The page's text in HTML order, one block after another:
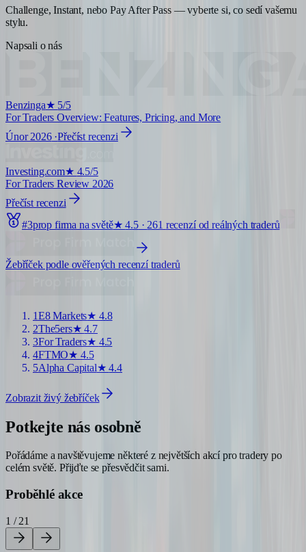
Challenge, Instant, nebo Pay After Pass — vyberte si, co sedí vašemu
stylu.
Napsali o nás
Benzinga★ 5/5
For Traders Overview: Features, Pricing, and More
Únor 2026·Přečíst recenzi
Investing.com★ 4.5/5
For Traders Review 2026
Přečíst recenzi
#3prop firma na světě★4.5· 261 recenzí od reálných traderů
Žebříček podle ověřených recenzí traderů
1E8 Markets★ 4.8
2The5ers★4.7
3For Traders★ 4.5
4FTMO★ 4.5
5Alpha Capital★4.4
Zobrazit živý žebříček
Potkejte nás osobně
Pořádáme a navštěvujeme některé z největších akcí pro tradery po
celém světě. Přijďte se přesvědčit sami.
Proběhlé akce
1 / 21